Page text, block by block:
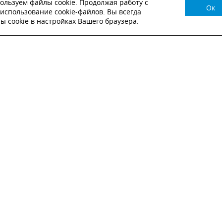
НУЖНА КОНСУЛЬТАЦИЯ?
ЗАЯВКУ И НАШ МЕНЕДЖЕР СВЯЖЕТСЯ
файлы cookie. Продолжая работу с
cookie-файлов. Вы всегда
cookie в настройках Вашего браузера.
Ок